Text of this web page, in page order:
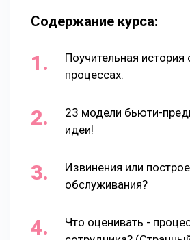
Содержание курса:
Поучительная
процессах.
23 модели бьюти-
идеи!
Извинения или
обслуживания?
Что оценивать -